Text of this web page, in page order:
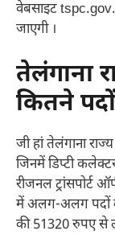
वेबसाइट
जाएगी ।
तेलंगाना
कितने पदों
जी हां तेलंगाना राज्य
जिनमें डिप्टी
रीजनल ट्रांसपोर्ट
में अलग-अलग पदों
की 51320 रुपए से